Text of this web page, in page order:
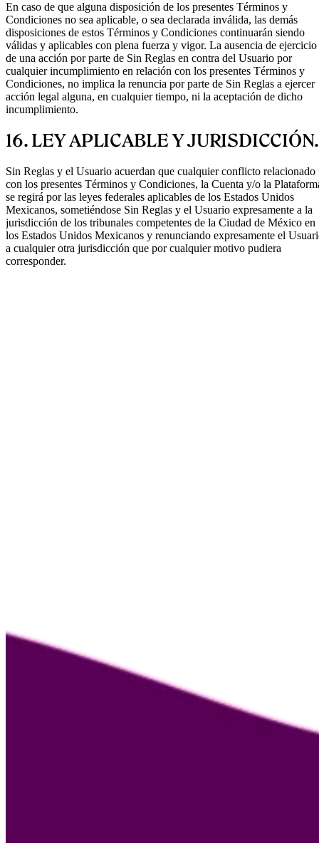
En caso de que alguna disposición de los presentes Términos y
Condiciones no sea aplicable, o sea declarada inválida, las demás
disposiciones de estos Términos y Condiciones continuarán siendo
válidas y aplicables con plena fuerza y vigor. La ausencia de ejercicio
de una acción por parte de Sin Reglas en contra del Usuario por
cualquier incumplimiento en relación con los presentes Términos y
Condiciones, no implica la renuncia por parte de Sin Reglas a ejercer
acción legal alguna, en cualquier tiempo, ni la aceptación de dicho
incumplimiento.
16. LEY APLICABLE Y JURISDICCIÓN.
Sin Reglas y el Usuario acuerdan que cualquier conflicto relacionado
con los presentes Términos y Condiciones, la Cuenta y/o la
se regirá por las leyes federales aplicables de los Estados Unidos
Mexicanos, sometiéndose Sin Reglas y el Usuario expresamente a la
jurisdicción de los tribunales competentes de la Ciudad de México en
los Estados Unidos Mexicanos y renunciando expresamente el
a cualquier otra jurisdicción que por cualquier motivo pudiera
corresponder.
Nosotras
Guía de la menopausia